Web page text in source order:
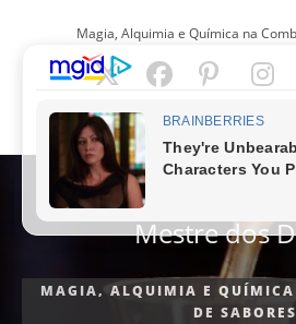
Magia, Alquimia e Química na
PORTUGUÊS
Mestre dos
MAGIA, ALQUIMIA E
DE SABORES